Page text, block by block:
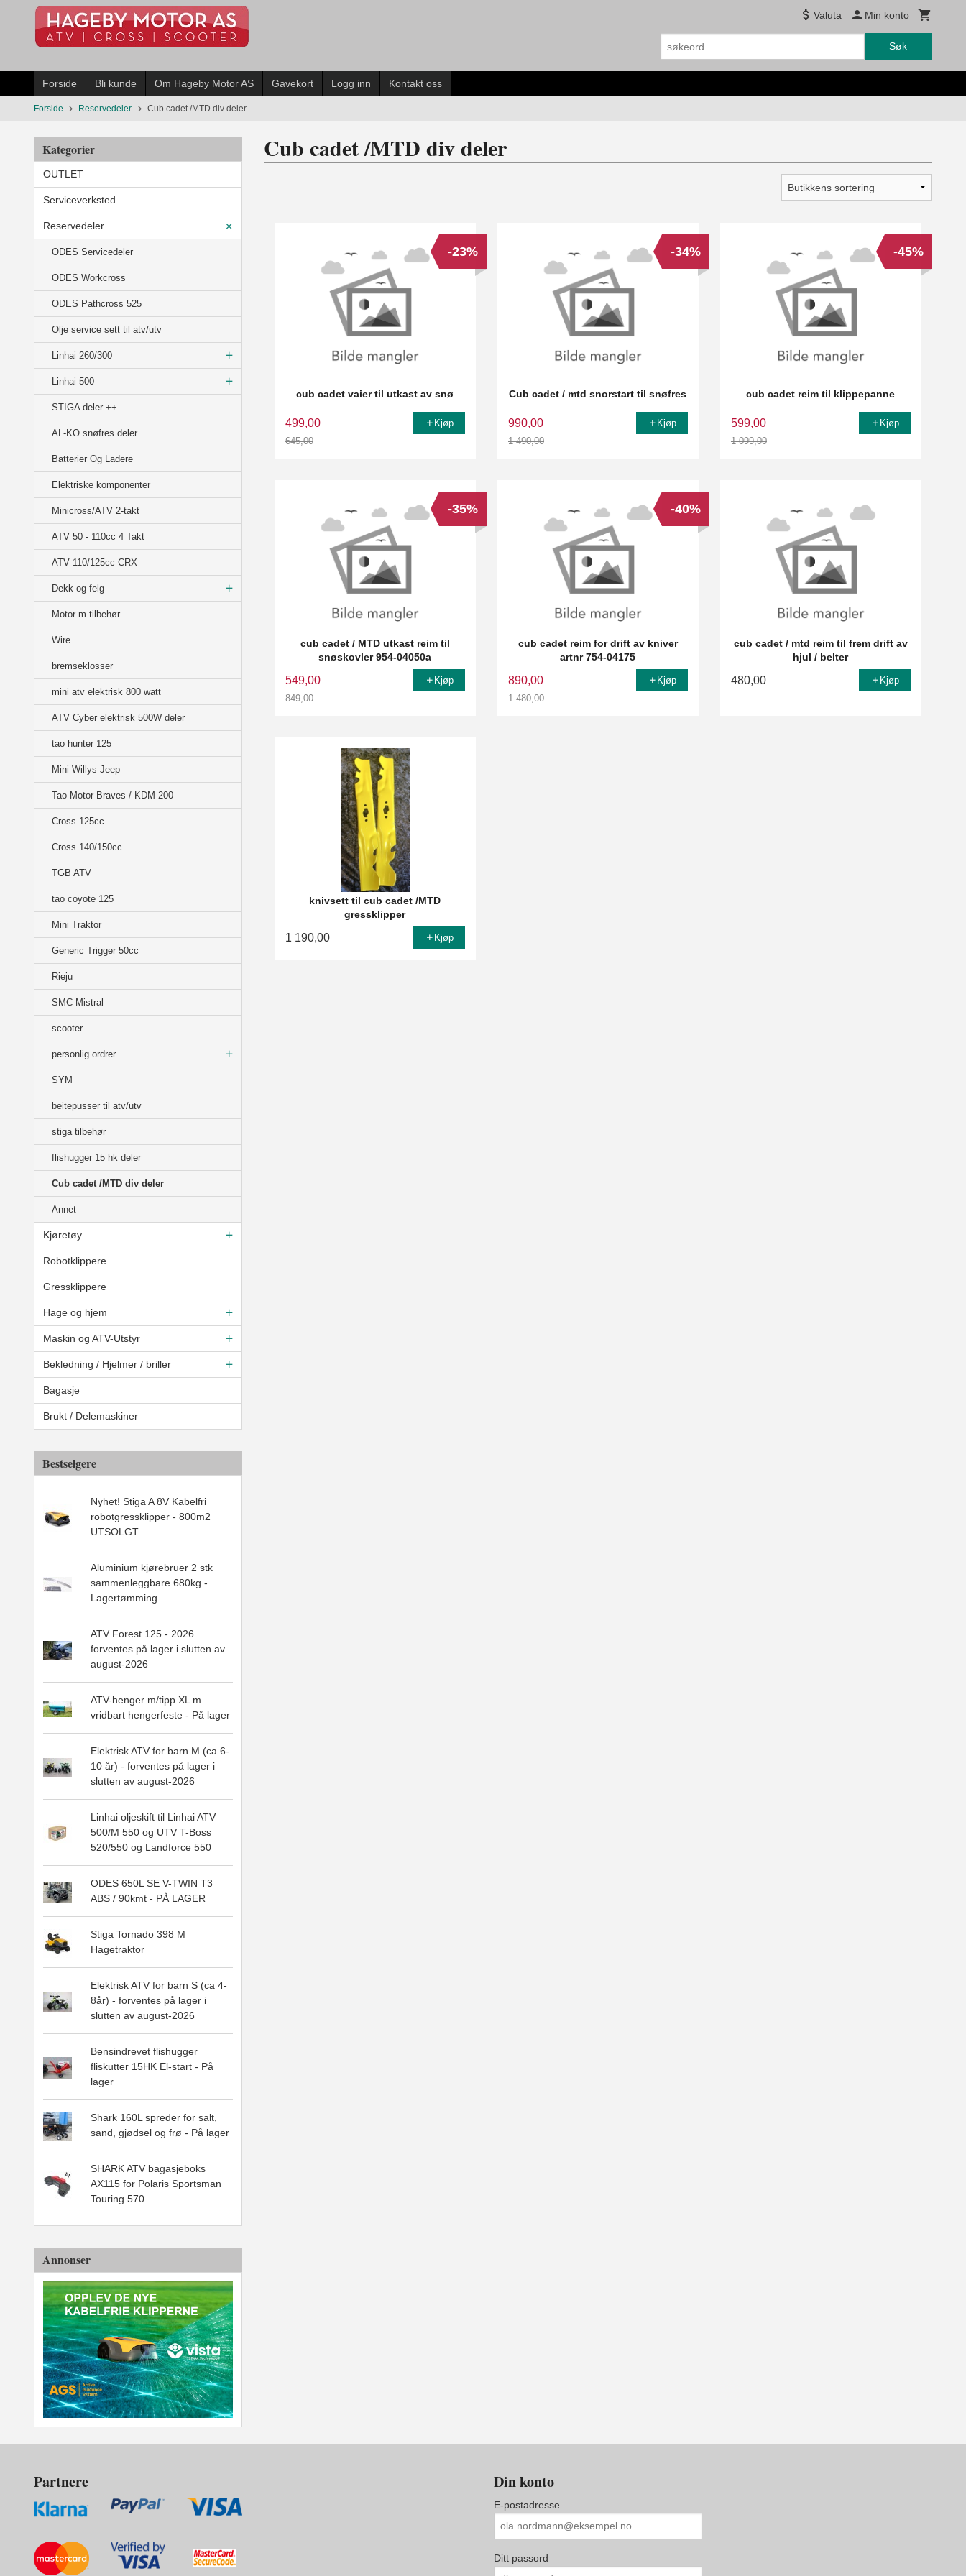
innholdet
Valuta Min konto
Søk
Forside Bli kunde Om Hageby Motor AS Gavekort Logg inn Kontakt oss
Forside Reservedeler Cub cadet /MTD div deler
Kategorier
OUTLET
Serviceverksted
Reservedeler
ODES Servicedeler
ODES Workcross
ODES Pathcross 525
Olje service sett til atv/utv
Linhai 260/300
Linhai 500
STIGA deler ++
AL-KO snøfres deler
Batterier Og Ladere
Elektriske komponenter
Minicross/ATV 2-takt
ATV 50 - 110cc 4 Takt
ATV 110/125cc CRX
Dekk og felg
Motor m tilbehør
Wire
bremseklosser
mini atv elektrisk 800 watt
ATV Cyber elektrisk 500W deler
tao hunter 125
Mini Willys Jeep
Tao Motor Braves / KDM 200
Cross 125cc
Cross 140/150cc
TGB ATV
tao coyote 125
Mini Traktor
Generic Trigger 50cc
Rieju
SMC Mistral
scooter
personlig ordrer
SYM
beitepusser til atv/utv
stiga tilbehør
flishugger 15 hk deler
Cub cadet /MTD div deler
Annet
Kjøretøy
Robotklippere
Gressklippere
Hage og hjem
Maskin og ATV-Utstyr
Bekledning / Hjelmer / briller
Bagasje
Brukt / Delemaskiner
Bestselgere
Nyhet! Stiga A 8V Kabelfri
robotgressklipper - 800m2
UTSOLGT
Aluminium kjørebruer 2 stk
sammenleggbare 680kg -
Lagertømming
ATV Forest 125 - 2026
forventes på lager i slutten av
august-2026
ATV-henger m/tipp XL m
vridbart hengerfeste - På lager
Elektrisk ATV for barn M (ca 6-
10 år) - forventes på lager i
slutten av august-2026
Linhai oljeskift til Linhai ATV
500/M 550 og UTV T-Boss
520/550 og Landforce 550
ODES 650L SE V-TWIN T3
ABS / 90kmt - PÅ LAGER
Stiga Tornado 398 M
Hagetraktor
Elektrisk ATV for barn S (ca 4-
8år) - forventes på lager i
slutten av august-2026
Bensindrevet flishugger
fliskutter 15HK El-start - På
lager
Shark 160L spreder for salt,
sand, gjødsel og frø - På lager
SHARK ATV bagasjeboks
AX115 for Polaris Sportsman
Touring 570
Annonser
Cub cadet /MTD div deler
cub cadet vaier til utkast av snø
499,00
645,00
-23%
Kjøp
Cub cadet / mtd snorstart til snøfres
990,00
1 490,00
-34%
Kjøp
cub cadet reim til klippepanne
599,00
1 099,00
-45%
Kjøp
cub cadet / MTD utkast reim til
snøskovler 954-04050a
549,00
849,00
-35%
Kjøp
cub cadet reim for drift av kniver
artnr 754-04175
890,00
1 480,00
-40%
Kjøp
cub cadet / mtd reim til frem drift av
hjul / belter
480,00 Kjøp
knivsett til cub cadet /MTD
gressklipper
1 190,00 Kjøp
Partnere Din konto
E-postadresse
Ditt passord